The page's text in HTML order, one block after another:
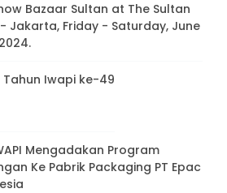
Bazaar Sultan at The Sultan
Jakarta, Friday - Saturday, June
Tahun Iwapi ke-49
Mengadakan Program
Ke Pabrik Packaging PT Epac